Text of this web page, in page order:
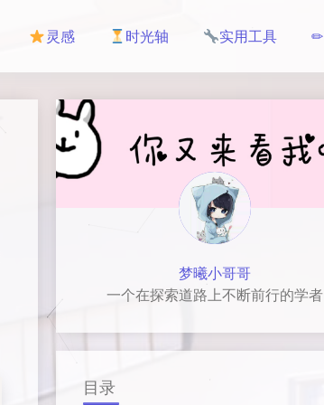
灵感 时光轴 实用工具 ✏
梦曦小哥哥
一个在探索道路上不断前行的学者
目录